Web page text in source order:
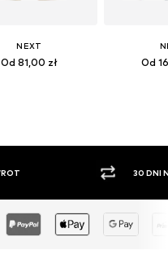
NEXT
Od 81,00 zł Od
30 DNI NA ZWROT TOWARU